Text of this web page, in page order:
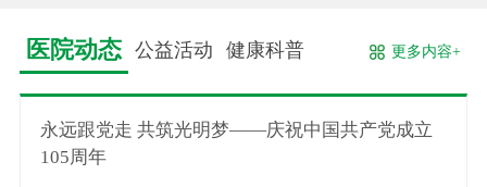
医院动态 公益活动 健康科普 更多内容+
永远跟党走 共筑光明梦——庆祝中国共产党成立
105周年